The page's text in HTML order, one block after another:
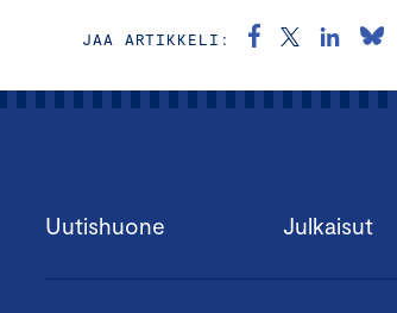
JAA ARTIKKELI:
Uutishuone Julkaisut